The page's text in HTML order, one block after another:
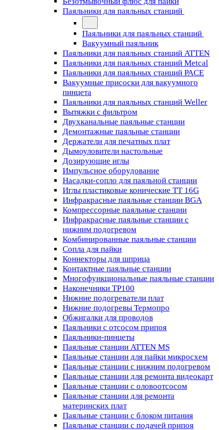
Паяльники для паяльных станций
Паяльники для паяльных станций
Вакуумный паяльник
Паяльники для паяльных станций ATTEN
Паяльники для паяльных станций Metcal
Паяльники для паяльных станций PACE
Вакуумные присоски для вакуумного
пинцета
Паяльники для паяльных станций Weller
Вытяжки с фильтром
Двухканальные паяльные станции
Демонтажные паяльные станции
Держатели для печатных плат
Дымоуловители настольные
Дозирующие иглы
Импульсное оборудование
Насадки-сопло для паяльной станции
Иглы пластиковые конические TT 16G
Инфракрасные паяльные станции BGA
Компрессорные паяльные станции
Инфракрасные паяльные станции с
нижним подогревом
Комбинированные паяльные станции
Сопла для пайки
Коннекторы для шприца
Контактные паяльные станции
Многофункциональные паяльные станции
Наконечники TP100
Нижние подогреватели плат
Нижние подогревы Термопро
Обжигалки для проводов
Паяльники с отсосом припоя
Паяльники-пинцеты
Паяльные станции ATTEN MS
Паяльные станции для пайки микросхем
Паяльные станции с нижним подогревом
Паяльные станции для ремонта видеокарт
Паяльные станции с оловоотсосом
Паяльные станции для ремонта
материнских плат
Паяльные станции с блоком питания
Паяльные станции с подачей припоя